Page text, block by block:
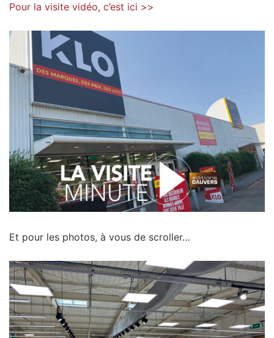
Pour la visite vidéo, c’est ici >>
Et pour les photos, à vous de scroller…